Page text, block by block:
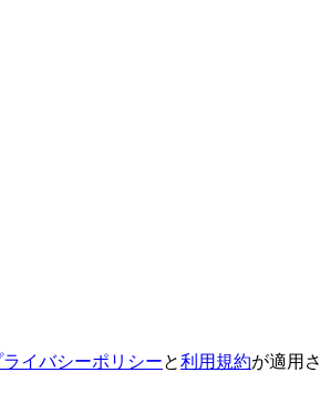
ライバシーポリシーと利用規約が適用